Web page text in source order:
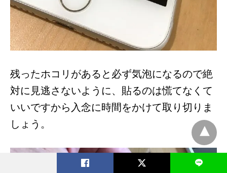
残ったホコリがあると必ず気泡になるので絶
対に見逃さないように、貼るのは慌てなくて
いいですから入念に時間をかけて取り切りま
しょう。
L